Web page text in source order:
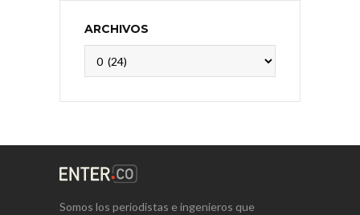
ARCHIVOS
Somos los periodistas e ingenieros que